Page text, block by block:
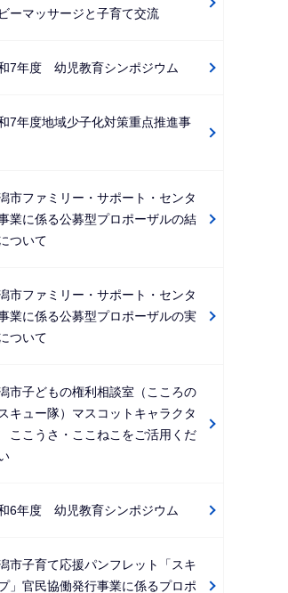
ーマッサージと子育て交流
7年度 幼児教育シンポジウム
7年度地域少子化対策重点推進事
市ファミリー・サポート・センタ
業に係る公募型プロポーザルの結
ついて
市ファミリー・サポート・センタ
業に係る公募型プロポーザルの実
ついて
市子どもの権利相談室（こころの
キュー隊）マスコットキャラクタ
こうさ・ここねこをご活用くだ
6年度 幼児教育シンポジウム
市子育て応援パンフレット「スキ
」官民協働発行事業に係るプロポ